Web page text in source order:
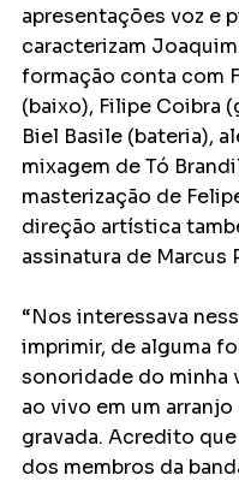
apresentações voz e
caracterizam
formação conta com
(baixo), Filipe Coibra
Biel Basile (bateria),
mixagem de Tó
masterização de
direção artística
assinatura de Marcus
“Nos interessava
imprimir, de alguma
sonoridade do minha
ao vivo em um arranjo
gravada. Acredito
dos membros da